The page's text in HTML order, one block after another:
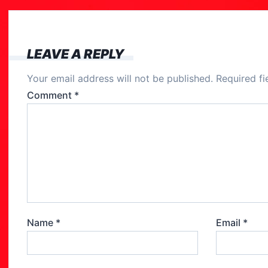
e
k
LEAVE A REPLY
Your email address will not be published. Required
Comment *
Name * Email *